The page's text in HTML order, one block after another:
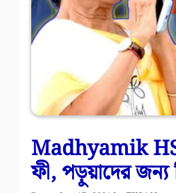
Madhyamik HS
ফী, পড়ুয়াদের জন্য